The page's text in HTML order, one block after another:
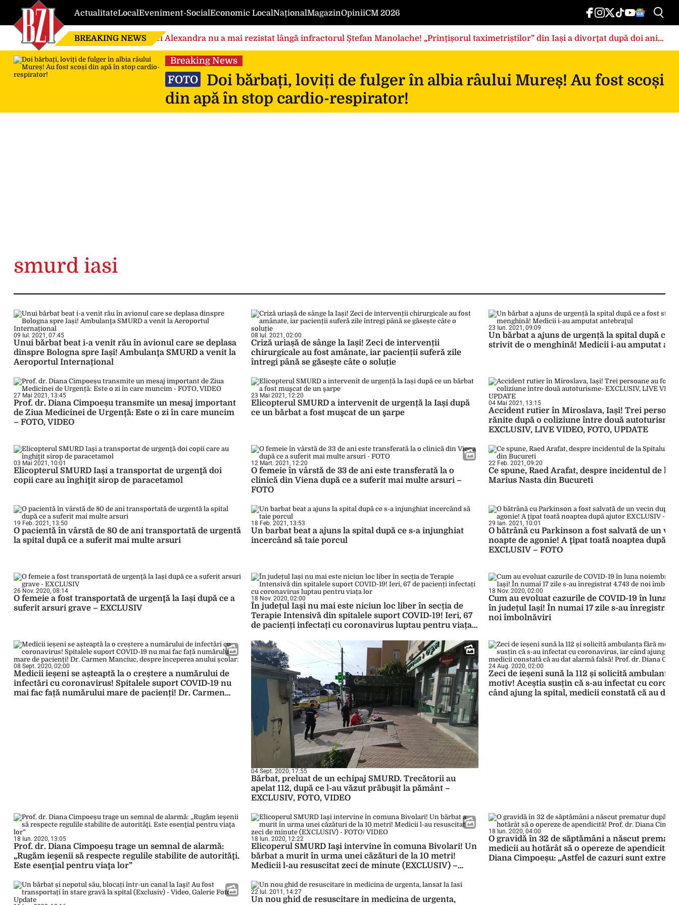
ActualitateLocalEveniment-SocialEconomic LocalNaționalMagazinOpiniiCM 2026
BREAKING NEWS Nici Alexandra nu a mai rezistat lângă infractorul Ștefan Manolache! „Prințișorul taximetriștilor” din Iași a divorţat după doi ani
de căsnicie
Breaking News
FOTO
Doi bărbați, loviți de fulger în albia râului Mureș! Au fost scoși
din apă în stop cardio-respirator!
smurd iasi
09 Iul. 2021, 07:45
Unui bărbat beat i-a venit rău în avionul care se deplasa
dinspre Bologna spre Iași! Ambulanţa SMURD a venit la
Aeroportul Internațional
08 Iul. 2021, 02:00
Criză uriașă de sânge la Iași! Zeci de intervenții
chirurgicale au fost amânate, iar pacienții suferă zile
întregi până se găsește câte o soluție
23 Iun. 2021, 09:09
Un bărbat a ajuns de urgență la spital după ce a
strivit de o menghină! Medicii i-au amputat
27 Mai 2021, 13:45
Prof. dr. Diana Cimpoeșu transmite un mesaj important
de Ziua Medicinei de Urgență: Este o zi în care muncim
– FOTO, VIDEO
23 Mai 2021, 12:20
Elicopterul SMURD a intervenit de urgență la Iași după
ce un bărbat a fost muşcat de un şarpe
04 Mai 2021, 13:15
Accident rutier în Miroslava, Iași! Trei
rănite după o coliziune între două autoturisme-
EXCLUSIV, LIVE VIDEO, FOTO, UPDATE
03 Mai 2021, 10:01
Elicopterul SMURD Iași a transportat de urgenţă doi
copii care au înghiţit sirop de paracetamol
12 Mart. 2021, 12:20
O femeie în vârstă de 33 de ani este transferată la o
clinică din Viena după ce a suferit mai multe arsuri –
FOTO
22 Feb. 2021, 09:20
Ce spune, Raed Arafat, despre incidentul de la
Marius Nasta din Bucureti
19 Feb. 2021, 13:50
O pacientă în vârstă de 80 de ani transportată de urgentă
la spital după ce a suferit mai multe arsuri
18 Feb. 2021, 13:53
Un barbat beat a ajuns la spital după ce s-a injunghiat
incercând să taie porcul
29 Ian. 2021, 10:01
O bătrână cu Parkinson a fost salvată de un
noapte de agonie! A ţipat toată noaptea după
EXCLUSIV – FOTO
26 Nov. 2020, 08:14
O femeie a fost transportată de urgenţă la Iași după ce a
suferit arsuri grave – EXCLUSIV
18 Nov. 2020, 02:00
În județul Iași nu mai este niciun loc liber în secția de
Terapie Intensivă din spitalele suport COVID-19! Ieri, 67
de pacienți infectați cu coronavirus luptau pentru viața
18 Nov. 2020, 02:00
Cum au evoluat cazurile de COVID-19 în luna
în județul Iași! În numai 17 zile s-au înregistrat
noi îmbolnăviri
08 Sept. 2020, 02:00
Medicii ieșeni se așteaptă la o creștere a numărului de
infectări cu coronavirus! Spitalele suport COVID-19 nu
mai fac față numărului mare de pacienți! Dr. Carmen
04 Sept. 2020, 17:55
Bărbat, preluat de un echipaj SMURD. Trecătorii au
apelat 112, după ce l-au văzut prăbuşit la pământ –
EXCLUSIV, FOTO, VIDEO
24 Aug. 2020, 02:00
Zeci de ieșeni sună la 112 și solicită ambulanța
motiv! Aceștia susțin că s-au infectat cu
când ajung la spital, medicii constată că au dat
18 Iun. 2020, 13:05
Prof. dr. Diana Cimpoeșu trage un semnal de alarmă:
„Rugăm ieşenii să respecte regulile stabilite de autorităţi.
Este esenţial pentru viaţa lor”
18 Iun. 2020, 12:22
Elicoperul SMURD Iaşi intervine în comuna Bivolari! Un
bărbat a murit în urma unei căzături de la 10 metri!
Medicii l-au resuscitat zeci de minute (EXCLUSIV) –
18 Iun. 2020, 04:00
O gravidă în 32 de săptămâni a născut
medicii au hotărât să o opereze de apendicită!
Diana Cimpoeșu: „Astfel de cazuri sunt extrem
22 Iul. 2011, 14:27
Un nou ghid de resuscitare in medicina de urgenta,